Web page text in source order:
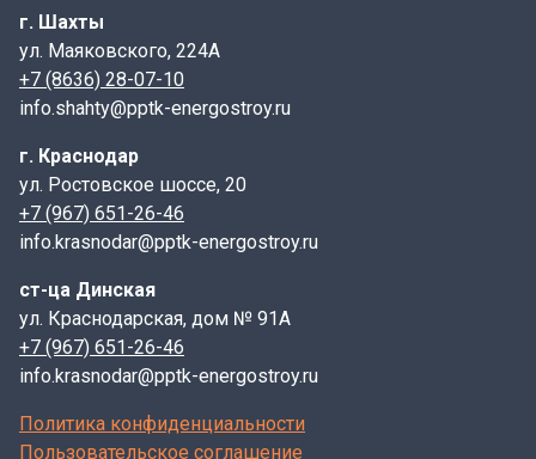
Сопутствующие товары:
Для установки стремянк С1-08 могут потребоваться
дополнительные элементы, такие как днища колодца,
элементы.
Контроль качества:
документов, включая паспорт качества и сертификаты
на использованные материалы. Стремянки отличаются
малым весом и компактными размерами, что
облегчает их транспортировку и установку. Например,
Продукция компании соответствует всем
г. Шахты
ул. Маяковского, 224А
+7 (8636) 28-07-10
info.shahty@pptk-energostroy.ru
г. Краснодар
ул. Ростовское шоссе, 20
+7 (967) 651-26-46
info.krasnodar@pptk-energostroy.ru
ст-ца Динская
ул. Краснодарская, дом № 91А
+7 (967) 651-26-46
info.krasnodar@pptk-energostroy.ru
Политика конфиденциальности
Пользовательское соглашение